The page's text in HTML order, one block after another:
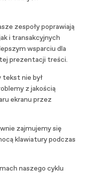
zespoły poprawiają
i transakcyjnych
wsparciu dla
prezentacji treści.
tekst nie był
z jakością
ekranu przez
zajmujemy się
klawiatury podczas
naszego cyklu